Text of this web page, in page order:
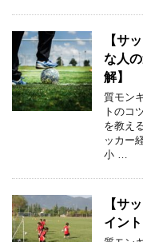
【サ
な人
解】
質モン
トのコ
を教え
ッカー
小 …
【サ
イン